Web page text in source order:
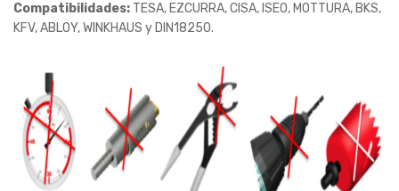
Compatibilidades: TESA, EZCURRA, CISA, ISEO, MOTTURA, BKS,
KFV, ABLOY, WINKHAUS y DIN18250.